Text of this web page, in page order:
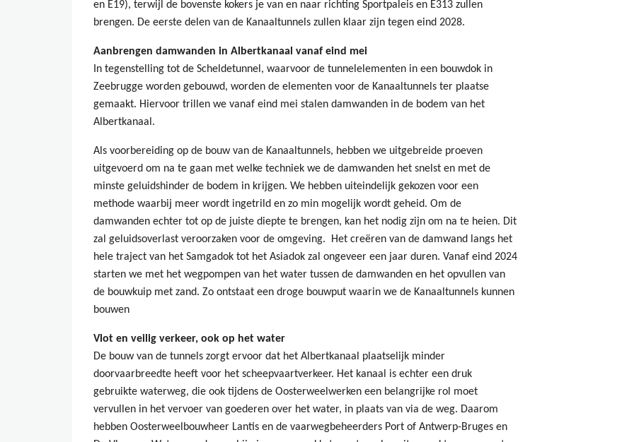
en E19), terwijl de bovenste kokers je van en naar richting Sportpaleis en E313 zullen
brengen. De eerste delen van de Kanaaltunnels zullen klaar zijn tegen eind 2028.
Aanbrengen damwanden in Albertkanaal vanaf eind mei
In tegenstelling tot de Scheldetunnel, waarvoor de tunnelelementen in een bouwdok in
Zeebrugge worden gebouwd, worden de elementen voor de Kanaaltunnels ter plaatse
gemaakt. Hiervoor trillen we vanaf eind mei stalen damwanden in de bodem van het
Albertkanaal.
Als voorbereiding op de bouw van de Kanaaltunnels, hebben we uitgebreide proeven
uitgevoerd om na te gaan met welke techniek we de damwanden het snelst en met de
minste geluidshinder de bodem in krijgen. We hebben uiteindelijk gekozen voor een
methode waarbij meer wordt ingetrild en zo min mogelijk wordt geheid. Om de
damwanden echter tot op de juiste diepte te brengen, kan het nodig zijn om na te heien. Dit
zal geluidsoverlast veroorzaken voor de omgeving. Het creëren van de damwand langs het
hele traject van het Samgadok tot het Asiadok zal ongeveer een jaar duren. Vanaf eind 2024
starten we met het wegpompen van het water tussen de damwanden en het opvullen van
de bouwkuip met zand. Zo ontstaat een droge bouwput waarin we de Kanaaltunnels kunnen
bouwen
Vlot en veilig verkeer, ook op het water
De bouw van de tunnels zorgt ervoor dat het Albertkanaal plaatselijk minder
doorvaarbreedte heeft voor het scheepvaartverkeer. Het kanaal is echter een druk
gebruikte waterweg, die ook tijdens de Oosterweelwerken een belangrijke rol moet
vervullen in het vervoer van goederen over het water, in plaats van via de weg. Daarom
hebben Oosterweelbouwheer Lantis en de vaarwegbeheerders Port of Antwerp-Bruges en